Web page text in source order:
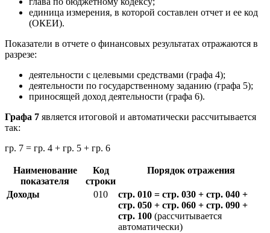
единица измерения, в которой составлен отчет и ее код
(ОКЕИ).
Показатели в отчете о финансовых результатах отражаются в
разрезе:
деятельности с целевыми средствами (графа 4);
деятельности по государственному заданию (графа 5);
приносящей доход деятельности (графа 6).
Графа 7 является итоговой и автоматически рассчитывается
так:
гр. 7 = гр. 4 + гр. 5 + гр. 6
Наименование
показателя
Код
строки
Порядок отражения
Доходы 010
стр. 010 = стр. 030 + стр. 040 +
стр. 050 + стр. 060 + стр. 090 +
стр. 100 (рассчитывается
автоматически)